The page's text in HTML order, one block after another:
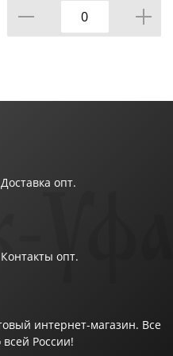
Доставка опт.
Контакты опт.
интернет-магазин. Все
России!